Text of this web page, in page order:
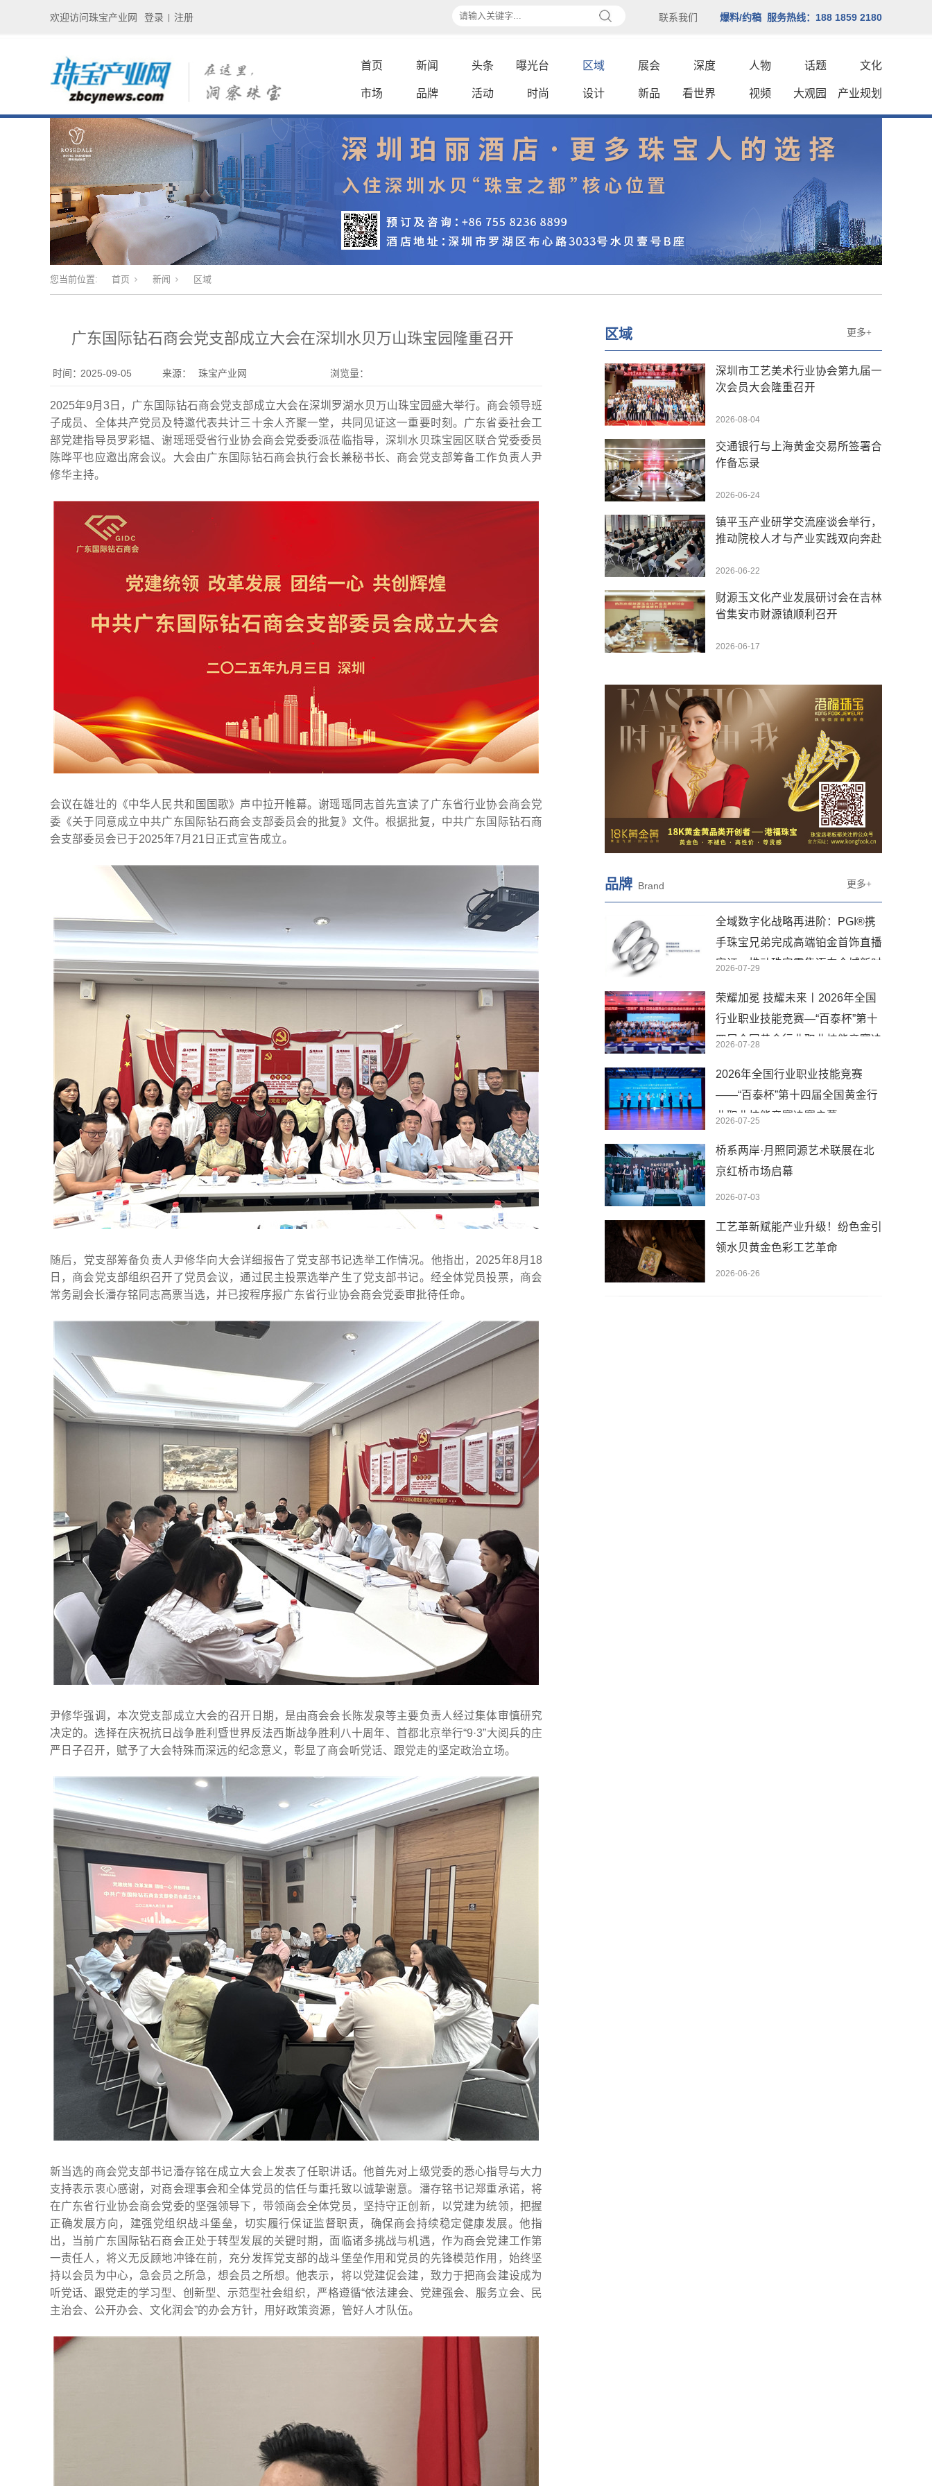
欢迎访问珠宝产业网 登录 注册 联系我们 爆料/约稿 服务热线：188 1859 2180
首页 新闻 头条 曝光台 区域 展会 深度 人物 话题 文化
市场 品牌 活动 时尚 设计 新品 看世界 视频 大观园 产业规划
您当前位置: 首页 新闻 区域
广东国际钻石商会党支部成立大会在深圳水贝万山珠宝园隆重召开
时间：2025-09-05 来源： 珠宝产业网 浏览量：
2025年9月3日，广东国际钻石商会党支部成立大会在深圳罗湖水贝万山珠宝园盛大举行。商会领导班
子成员、全体共产党员及特邀代表共计三十余人齐聚一堂，共同见证这一重要时刻。广东省委社会工
部党建指导员罗彩韫、谢瑶瑶受省行业协会商会党委委派莅临指导，深圳水贝珠宝园区联合党委委员
陈晔平也应邀出席会议。大会由广东国际钻石商会执行会长兼秘书长、商会党支部筹备工作负责人尹
修华主持。
会议在雄壮的《中华人民共和国国歌》声中拉开帷幕。谢瑶瑶同志首先宣读了广东省行业协会商会党
委《关于同意成立中共广东国际钻石商会支部委员会的批复》文件。根据批复，中共广东国际钻石商
会支部委员会已于2025年7月21日正式宣告成立。
随后，党支部筹备负责人尹修华向大会详细报告了党支部书记选举工作情况。他指出，2025年8月18
日，商会党支部组织召开了党员会议，通过民主投票选举产生了党支部书记。经全体党员投票，商会
常务副会长潘存铭同志高票当选，并已按程序报广东省行业协会商会党委审批待任命。
尹修华强调，本次党支部成立大会的召开日期，是由商会会长陈发泉等主要负责人经过集体审慎研究
决定的。选择在庆祝抗日战争胜利暨世界反法西斯战争胜利八十周年、首都北京举行“9·3”大阅兵的庄
严日子召开，赋予了大会特殊而深远的纪念意义，彰显了商会听党话、跟党走的坚定政治立场。
新当选的商会党支部书记潘存铭在成立大会上发表了任职讲话。他首先对上级党委的悉心指导与大力
支持表示衷心感谢，对商会理事会和全体党员的信任与重托致以诚挚谢意。潘存铭书记郑重承诺，将
在广东省行业协会商会党委的坚强领导下，带领商会全体党员，坚持守正创新，以党建为统领，把握
正确发展方向，建强党组织战斗堡垒，切实履行保证监督职责，确保商会持续稳定健康发展。他指
出，当前广东国际钻石商会正处于转型发展的关键时期，面临诸多挑战与机遇，作为商会党建工作第
一责任人，将义无反顾地冲锋在前，充分发挥党支部的战斗堡垒作用和党员的先锋模范作用，始终坚
持以会员为中心，急会员之所急，想会员之所想。他表示，将以党建促会建，致力于把商会建设成为
听党话、跟党走的学习型、创新型、示范型社会组织，严格遵循“依法建会、党建强会、服务立会、民
主治会、公开办会、文化润会”的办会方针，用好政策资源，管好人才队伍。
区域 更多+
深圳市工艺美术行业协会第九届一
次会员大会隆重召开
2026-08-04
交通银行与上海黄金交易所签署合
作备忘录
2026-06-24
镇平玉产业研学交流座谈会举行，
推动院校人才与产业实践双向奔赴
2026-06-22
财源玉文化产业发展研讨会在吉林
省集安市财源镇顺利召开
2026-06-17
品牌 Brand 更多+
全域数字化战略再进阶：PGI®携
手珠宝兄弟完成高端铂金首饰直播
实证，推动珠宝零售迈向全域新时
2026-07-29
荣耀加冕 技耀未来丨2026年全国
行业职业技能竞赛—“百泰杯”第十
四届全国黄金行业职业技能竞赛决
2026-07-28
2026年全国行业职业技能竞赛
——“百泰杯”第十四届全国黄金行
业职业技能竞赛决赛启幕
2026-07-25
桥系两岸·月照同源艺术联展在北
京红桥市场启幕
2026-07-03
工艺革新赋能产业升级！纷色金引
领水贝黄金色彩工艺革命
2026-06-26